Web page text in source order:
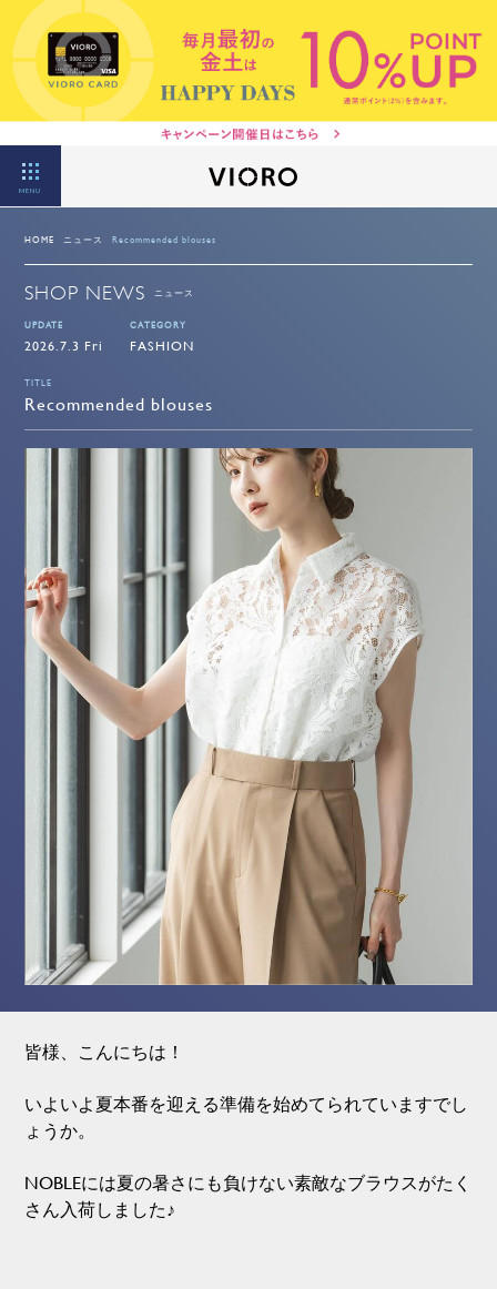
MENU
HOME ニュース Recommended blouses
SHOP NEWS ニュース
UPDATE
2026.7.3 Fri
CATEGORY
FASHION
TITLE
Recommended blouses
皆様、こんにちは！
いよいよ夏本番を迎える準備を始めてられていますでし
ょうか。
NOBLEには夏の暑さにも負けない素敵なブラウスがたく
さん入荷しました♪